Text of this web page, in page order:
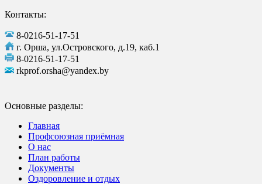
Контакты:
8-0216-51-17-51
г. Орша, ул.Островского, д.19, каб.1
8-0216-51-17-51
rkprof.orsha@yandex.by
Основные разделы:
Главная
Профсоюзная приёмная
О нас
План работы
Документы
Оздоровление и отдых